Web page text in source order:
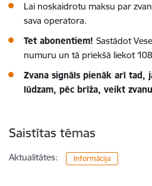
Lai noskaidrotu maksu par
sava operatora.
Tet abonentiem! Sastādot
numuru un tā priekšā liekot
Zvana signāls pienāk arī tad,
lūdzam, pēc brīža, veikt
Saistītas tēmas
Aktualitātes: Informācija